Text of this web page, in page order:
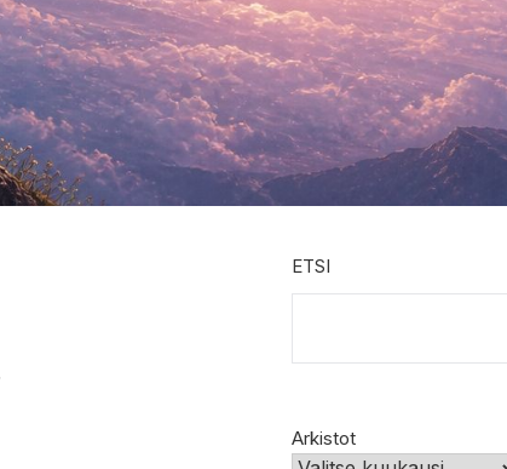
ETSI
Arkistot